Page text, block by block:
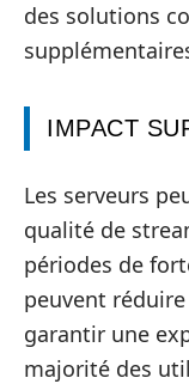
des solutions
IMPACT
Les serveurs
qualité de
périodes de
peuvent
garantir une
majorité des